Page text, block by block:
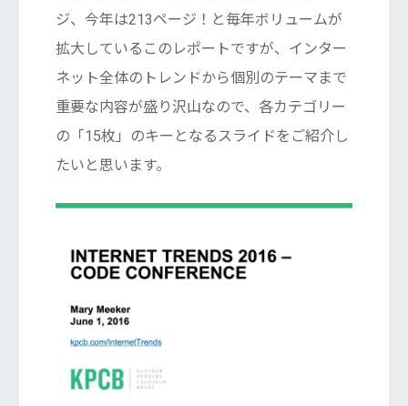
ジ、今年は213ページ！と毎年ボリュームが
拡大しているこのレポートですが、インター
ネット全体のトレンドから個別のテーマまで
重要な内容が盛り沢山なので、各カテゴリー
の「15枚」のキーとなるスライドをご紹介し
たいと思います。